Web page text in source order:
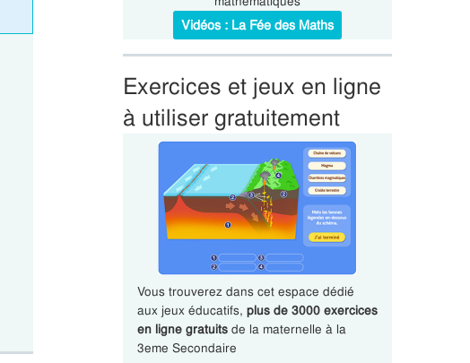
Vidéos : La Fée des Maths
Exercices et jeux en ligne
à utiliser gratuitement
Vous trouverez dans cet espace dédié
aux jeux éducatifs, plus de 3000 exercices
en ligne gratuitsde la maternelle à la
3eme Secondaire